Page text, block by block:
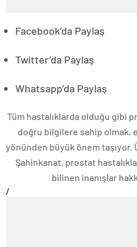
Facebook’da Paylaş
Twitter’da Paylaş
Whatsapp’da Paylaş
Tüm hastalıklarda olduğu gibi
doğru bilgilere sahip olmak,
yönünden büyük önem taşıyor.
Şahinkanat, prostat
bilinen inanışlar
/